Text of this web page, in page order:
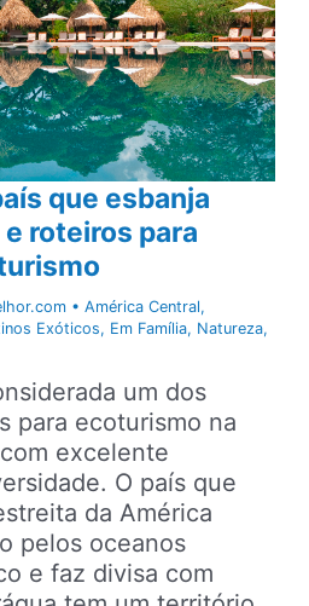
que esbanja
roteiros para
•América Central,
Exóticos, Em Família, Natureza,
um dos
para ecoturismo na
excelente
O país que
da América
pelos oceanos
e faz divisa com